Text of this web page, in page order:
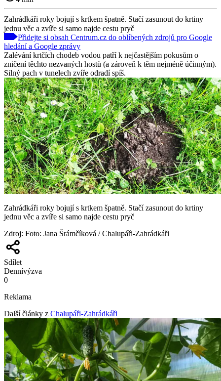
Zahrádkáři roky bojují s krtkem špatně. Stačí zasunout do krtiny
jednu věc a zvíře si samo najde cestu pryč
Přidejte si obsah Centrum.cz do oblíbených zdrojů pro Google
hledání a Google zprávy
Zalévání krtčích chodeb vodou patří k nejčastějším pokusům o
zničení těchto nezvaných hostů (a zároveň k těm nejméně účinným).
Silný pach v tunelech zvíře odradí spíš.
Zahrádkáři roky bojují s krtkem špatně. Stačí zasunout do krtiny
jednu věc a zvíře si samo najde cestu pryč
Zdroj: Foto: Jana Šrámčíková / Chalupáři-Zahrádkáři
Sdílet
Dennívýzva
0
Reklama
Další články z Chalupáři-Zahrádkáři